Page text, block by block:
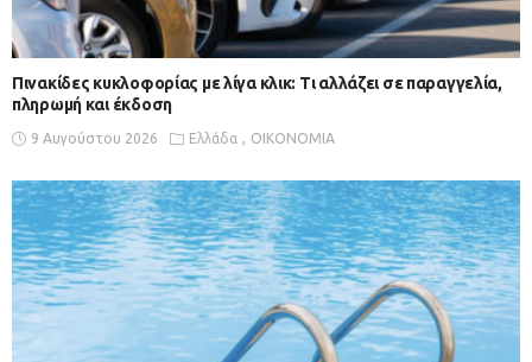
Πινακίδες κυκλοφορίας με λίγα κλικ: Τι αλλάζει σε παραγγελία,
πληρωμή και έκδοση
9 Αυγούστου 2026 Ελλάδα ΟΙΚΟΝΟΜΙΑ